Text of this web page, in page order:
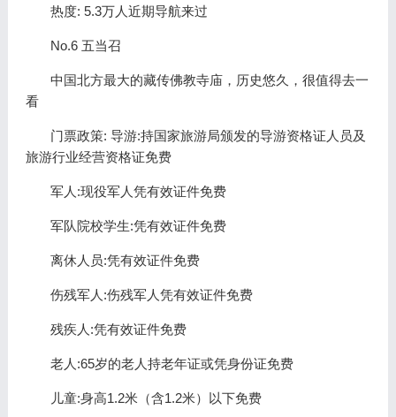
热度: 5.3万人近期导航来过
No.6 五当召
中国北方最大的藏传佛教寺庙，历史悠久，很值得去一
看
门票政策: 导游:持国家旅游局颁发的导游资格证人员及
旅游行业经营资格证免费
军人:现役军人凭有效证件免费
军队院校学生:凭有效证件免费
离休人员:凭有效证件免费
伤残军人:伤残军人凭有效证件免费
残疾人:凭有效证件免费
老人:65岁的老人持老年证或凭身份证免费
儿童:身高1.2米（含1.2米）以下免费